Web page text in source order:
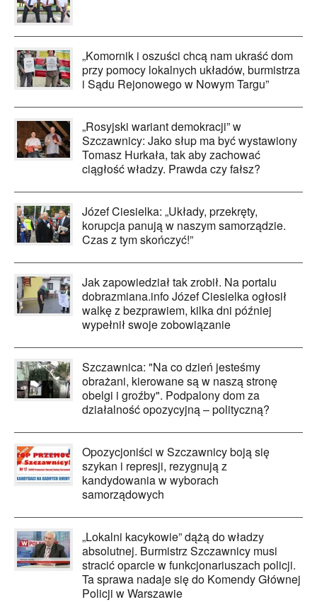
„Komornik i oszuści chcą nam ukraść dom
przy pomocy lokalnych układów, burmistrza
i Sądu Rejonowego w Nowym Targu”
„Rosyjski wariant demokracji” w
Szczawnicy: Jako słup ma być wystawiony
Tomasz Hurkała, tak aby zachować
ciągłość władzy. Prawda czy fałsz?
Józef Ciesielka: „Układy, przekręty,
korupcja panują w naszym samorządzie.
Czas z tym skończyć!”
Jak zapowiedział tak zrobił. Na portalu
dobrazmiana.info Józef Ciesielka ogłosił
walkę z bezprawiem, kilka dni później
wypełnił swoje zobowiązanie
Szczawnica: "Na co dzień jesteśmy
obrażani, kierowane są w naszą stronę
obelgi i groźby". Podpalony dom za
działalność opozycyjną – polityczną?
Opozycjoniści w Szczawnicy boją się
szykan i represji, rezygnują z
kandydowania w wyborach
samorządowych
„Lokalni kacykowie” dążą do władzy
absolutnej. Burmistrz Szczawnicy musi
stracić oparcie w funkcjonariuszach policji.
Ta sprawa nadaje się do Komendy Głównej
Policji w Warszawie